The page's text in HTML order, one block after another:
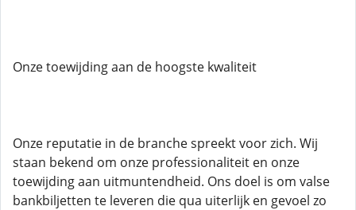
Onze toewijding aan de hoogste kwaliteit
Onze reputatie in de branche spreekt voor zich. Wij
staan ​​bekend om onze professionaliteit en onze
toewijding aan uitmuntendheid. Ons doel is om valse
bankbiljetten te leveren die qua uiterlijk en gevoel zo